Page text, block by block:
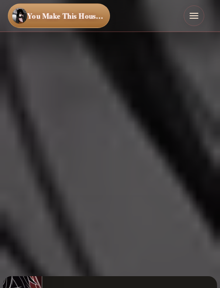
You Make This House a Home